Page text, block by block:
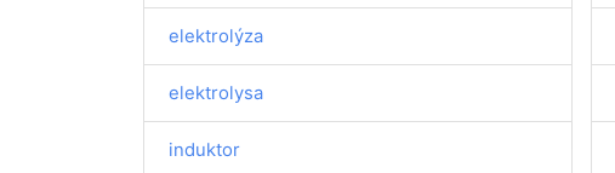
elektrolýza
elektrolysa
induktor